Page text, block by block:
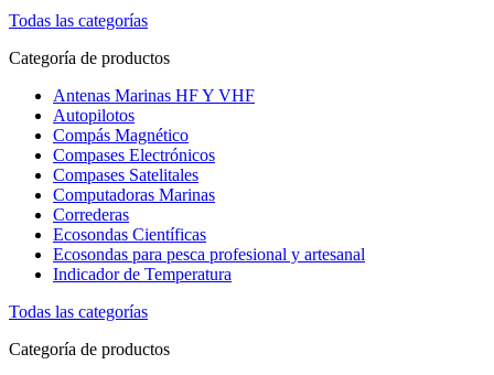
Todas las categorías
Categoría de productos
Antenas Marinas HF Y VHF
Autopilotos
Compás Magnético
Compases Electrónicos
Compases Satelitales
Computadoras Marinas
Correderas
Ecosondas Científicas
Ecosondas para pesca profesional y artesanal
Indicador de Temperatura
Todas las categorías
Categoría de productos